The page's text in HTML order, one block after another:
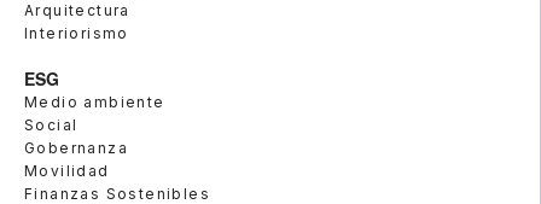
Arquitectura
Interiorismo
ESG
Medio ambiente
Social
Gobernanza
Movilidad
Finanzas Sostenibles